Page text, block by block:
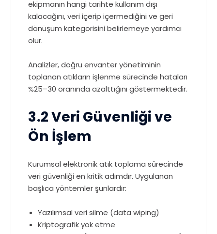
ekipmanın hangi tarihte kullanım dışı
kalacağını, veri içerip içermediğini ve geri
dönüşüm kategorisini belirlemeye yardımcı
olur.
Analizler, doğru envanter yönetiminin
toplanan atıkların işlenme sürecinde hataları
%25–30 oranında azalttığını göstermektedir.
3.2 Veri Güvenliği ve
Ön İşlem
Kurumsal elektronik atık toplama sürecinde
veri güvenliği en kritik adımdır. Uygulanan
başlıca yöntemler şunlardır:
Yazılımsal veri silme (data wiping)
Kriptografik yok etme